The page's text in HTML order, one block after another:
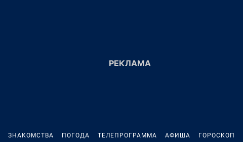
ЗНАКОМСТВА ПОГОДА ТЕЛЕПРОГРАММА АФИША ГОРОСКОП